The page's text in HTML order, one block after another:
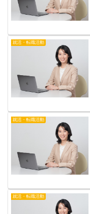
就活・転職活動
就活・転職活動
就活・転職活動